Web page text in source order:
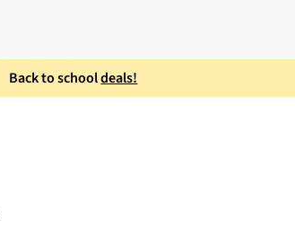
Back to schooldeals!